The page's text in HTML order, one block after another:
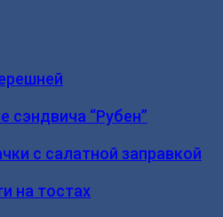
сэндвича “Рубен”
с салатной заправкой
на тостах